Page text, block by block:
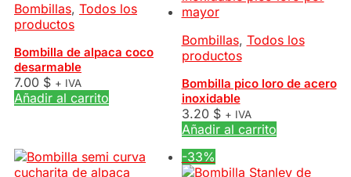
Bombillas, Todos los
productos
Bombilla de alpaca coco
desarmable
7.00 $ + IVA
Añadir al carrito
Bombillas, Todos los
productos
Bombilla pico loro de acero
inoxidable
3.20 $ + IVA
Añadir al carrito
-33%